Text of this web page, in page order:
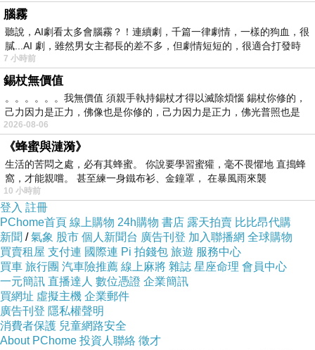
這種鎖定也可以從神經科學角度理解。大腦依靠預測模型
處理世界，過去經驗會塑造未來感知。當某條反應路徑反
覆被啟動，它會變得更容易再次啟動。長期而言，情緒、
思想與行為會形成自動化迴路。憤怒的人更容易看見冒
犯，焦慮的人更容易看見威脅，自卑的人更容易看見否
定，執著成功的人更容易把所有事件轉化為勝負。這是模
型主導了注意力與解讀方式。佛法所講的業，在這個層面
可以理解為模型權重的累積更新。
解脫作為解除模型鎖定，首先需要覺察。覺察的功能是讓
心知道自己正在運作。沒有覺察時，模型直接等同現實；
有覺察時，模型開始被看見為模型。這點非常關鍵，當一
個人能看見「我正在以恐懼理解這件事」、「我正在用舊
有創傷解讀當下」、「我正在把一個念頭當成事實」，模
型便開始鬆動。覺察是先讓內容失去絕對性。當模型不再
被視為唯一現實，心便獲得第一層自由。
第二層自由來自洞察。覺察看見模型正在運作，洞察看見
腦霧
聽說，AI劇看太多會腦霧？！連續劇，千篇一律劇情，一樣的狗血，很
膩...AI 劇，雖然男女主都長的差不多，但劇情短短的，很適合打發時
7 小時前
錫杖無價值
。。。。。。我無價值 須親手執持錫杖才得以滅除煩惱 錫杖你修的，
己力因力是正力，佛像也是你修的，己力因力是正力，佛光普照也是
2026-08-06
《蜂蜜與漣漪》
生活的苦悶之處，必有其蜂蜜。 你說要學習蜜獾，毫不畏懼地 直搗蜂
窩，才能親嚐。 甚至練一身鐵布衫、金鐘罩， 在暴風雨來襲
10 小時前
登入 註冊
PChome首頁 線上購物 24h購物 書店 露天拍賣 比比昂代購
新聞 /氣象 股市 個人新聞台 廣告刊登 加入聯播網 全球購物
買賣租屋 支付連 國際連 Pi 拍錢包 旅遊 服務中心
買車 旅行團 汽車險推薦 線上麻將 雜誌 星座命理 會員中心
一元簡訊 直播達人 數位憑證 企業簡訊
買網址 虛擬主機 企業郵件
廣告刊登 隱私權聲明
消費者保護 兒童網路安全
About PChome 投資人聯絡 徵才